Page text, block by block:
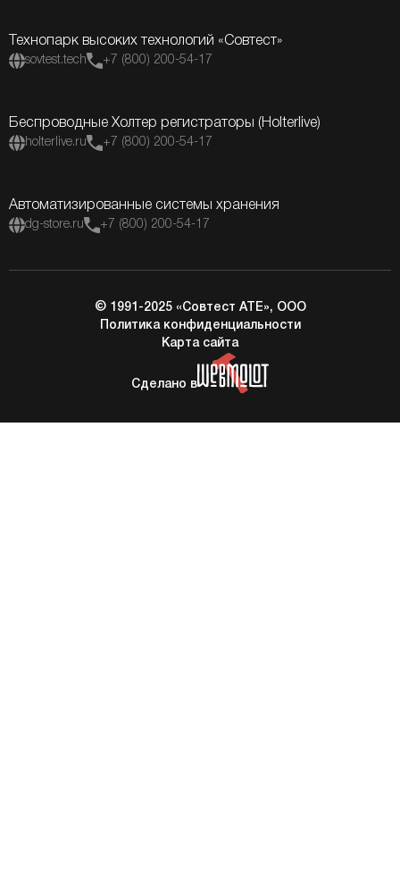
Технопарк высоких технологий «Совтест»
sovtest.tech +7 (800) 200-54-17
Беспроводные Холтер регистраторы (Holterlive)
holterlive.ru +7 (800) 200-54-17
Автоматизированные системы хранения
dg-store.ru +7 (800) 200-54-17
© 1991-2025 «Совтест АТЕ», ООО
Политика конфиденциальности
Карта сайта
Сделано в